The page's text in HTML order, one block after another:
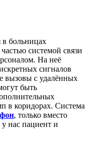
в больницах
системой связи
На неё
сигналов
вызовы с удалённых
быть
в коридорах. Система
, только вместо
нас пациент и